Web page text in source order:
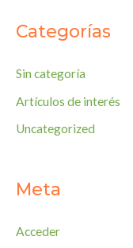
Categorías
Sin categoría
Artículos de interés
Uncategorized
Meta
Acceder